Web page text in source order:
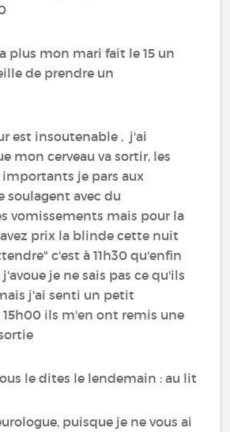
plus mon mari fait le 15 un
de prendre un
est insoutenable , j'ai
mon cerveau va sortir, les
je pars aux
soulagent avec du
vomissements mais pour la
prix la blinde cette nuit
c'est à 11h30 qu'enfin
je ne sais pas ce qu'ils
j'ai senti un petit
ils m'en ont remis une
le dites le lendemain : au lit
puisque je ne vous ai